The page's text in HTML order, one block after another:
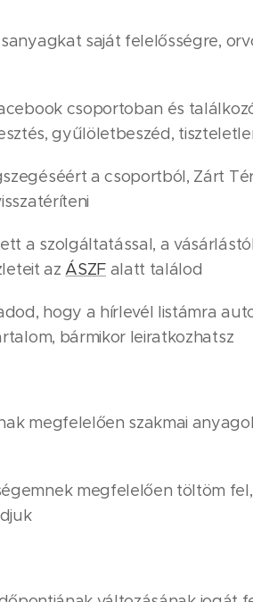
saját felelősségre,
csoportoban és
gyűlöletbeszéd,
a csoportból, Zárt
a szolgáltatással, a
azÁSZF alatt találod
hogy a hírlevél listámra
bármikor leiratkozhatsz
megfelelően szakmai
megfelelően töltöm